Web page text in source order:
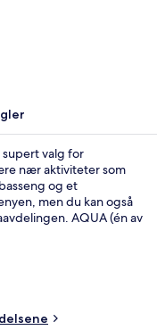
valg for
nær aktiviteter som
og et
men du kan også
AQUA (én av
og leilighetene byr på
skryter av blant